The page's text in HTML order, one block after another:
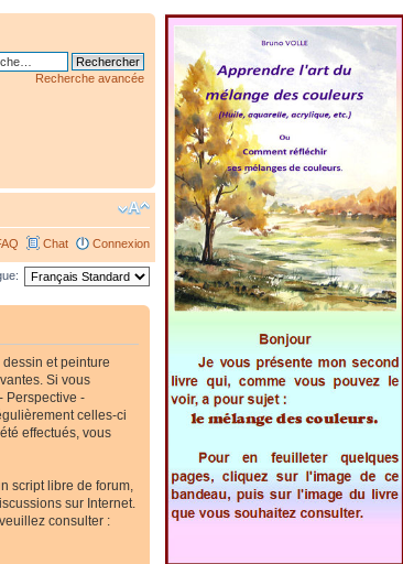
Recherche avancée
Chat Connexion
et peinture
Si vous
Perspective -
celles-ci
effectués, vous
script libre de forum,
sur Internet.
consulter :